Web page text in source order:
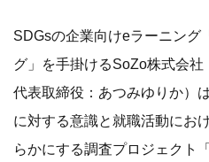
SDGsの企業向けeラーニング
グ」を手掛けるSoZo株式会社
代表取締役：あつみゆりか）
に対する意識と就職活動にお
らかにする調査プロジェクト